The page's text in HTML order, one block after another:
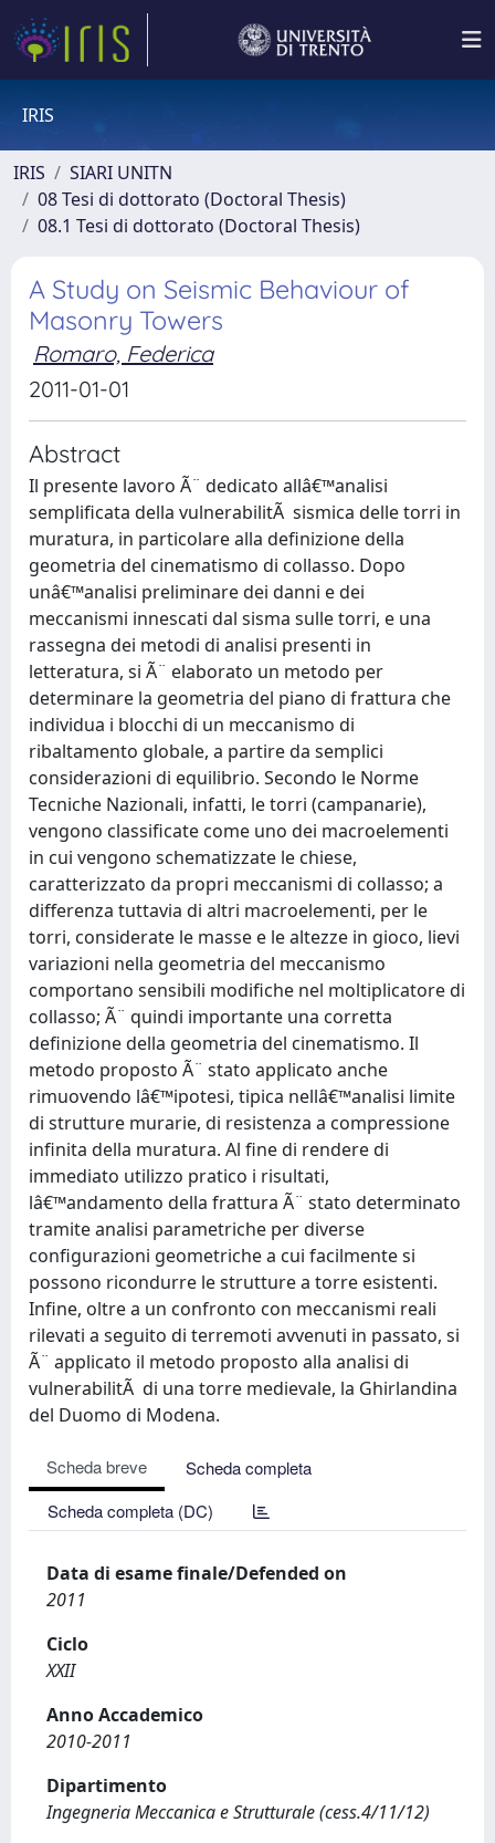
IRIS
IRIS
SIARI UNITN
08 Tesi di dottorato (Doctoral Thesis)
08.1 Tesi di dottorato (Doctoral Thesis)
A Study on Seismic Behaviour of
Masonry Towers
Romaro, Federica
2011-01-01
Abstract
Il presente lavoro Ã¨ dedicato allâ€™analisi
semplificata della vulnerabilitÃ sismica delle torri in
muratura, in particolare alla definizione della
geometria del cinematismo di collasso. Dopo
unâ€™analisi preliminare dei danni e dei
meccanismi innescati dal sisma sulle torri, e una
rassegna dei metodi di analisi presenti in
letteratura, si Ã¨ elaborato un metodo per
determinare la geometria del piano di frattura che
individua i blocchi di un meccanismo di
ribaltamento globale, a partire da semplici
considerazioni di equilibrio. Secondo le Norme
Tecniche Nazionali, infatti, le torri (campanarie),
vengono classificate come uno dei macroelementi
in cui vengono schematizzate le chiese,
caratterizzato da propri meccanismi di collasso; a
differenza tuttavia di altri macroelementi, per le
torri, considerate le masse e le altezze in gioco, lievi
variazioni nella geometria del meccanismo
comportano sensibili modifiche nel moltiplicatore di
collasso; Ã¨ quindi importante una corretta
definizione della geometria del cinematismo. Il
metodo proposto Ã¨ stato applicato anche
rimuovendo lâ€™ipotesi, tipica nellâ€™analisi limite
di strutture murarie, di resistenza a compressione
infinita della muratura. Al fine di rendere di
immediato utilizzo pratico i risultati,
lâ€™andamento della frattura Ã¨ stato determinato
tramite analisi parametriche per diverse
configurazioni geometriche a cui facilmente si
possono ricondurre le strutture a torre esistenti.
Infine, oltre a un confronto con meccanismi reali
rilevati a seguito di terremoti avvenuti in passato, si
Ã¨ applicato il metodo proposto alla analisi di
vulnerabilitÃ di una torre medievale, la Ghirlandina
del Duomo di Modena.
Scheda breve
Scheda completa
Scheda completa (DC)
Data di esame finale/Defended on
2011
Ciclo
XXII
Anno Accademico
2010-2011
Dipartimento
Ingegneria Meccanica e Strutturale (cess.4/11/12)